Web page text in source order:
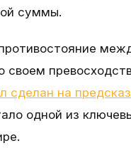
суммы.
своем
сделан на
одной из